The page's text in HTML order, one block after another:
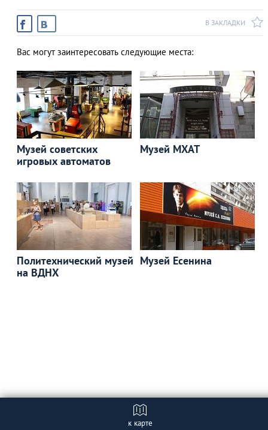
В ЗАКЛАДКИ
Вас могут заинтересовать следующие места:
Музей советских
игровых автоматов
Музей МХАТ
Политехнический музей
на ВДНХ
Музей Есенина
к карте